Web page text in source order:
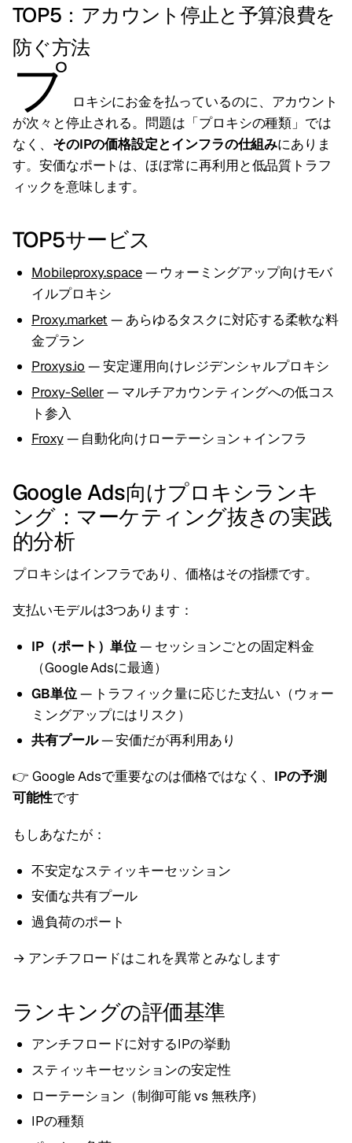
TOP5：アカウント停止と予算浪費を
防ぐ方法
プ ロキシにお金を払っているのに、アカウント
が次々と停止される。問題は「プロキシの種類」では
なく、 そのIPの価格設定とインフラの仕組みにありま
す。安価なポートは、ほぼ常に再利用と低品質トラフ
ィックを意味します。
TOP5サービス
Mobileproxy.space— ウォーミングアップ向けモバ
イルプロキシ
Proxy.market — あらゆるタスクに対応する柔軟な料
金プラン
Proxys.io — 安定運用向けレジデンシャルプロキシ
Proxy-Seller— マルチアカウンティングへの低コス
ト参入
Froxy— 自動化向けローテーション＋インフラ
Google Ads向けプロキシランキ
ング：マーケティング抜きの実践
的分析
プロキシはインフラであり、価格はその指標です。
支払いモデルは3つあります：
IP（ポート）単位— セッションごとの固定料金
（Google Adsに最適）
GB単位— トラフィック量に応じた支払い（ウォー
ミングアップにはリスク）
共有プール— 安価だが再利用あり
👉 Google Adsで重要なのは価格ではなく、 IPの予測
可能性です
もしあなたが：
不安定なスティッキーセッション
安価な共有プール
過負荷のポート
→ アンチフロードはこれを異常とみなします
ランキングの評価基準
アンチフロードに対するIPの挙動
スティッキーセッションの安定性
ローテーション（制御可能 vs 無秩序）
IPの種類